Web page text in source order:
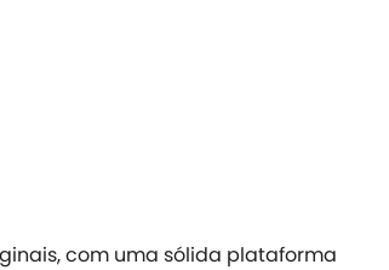
com uma sólida plataforma